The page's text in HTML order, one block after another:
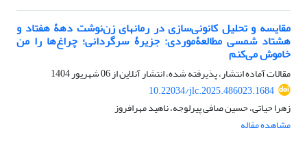
مقایسه و تحلیل کانونی‌سازی در رمان‏های زن‌نوشت دهۀ هفتاد و
هشتاد شمسی مطالعۀموردی: جزیرۀ سرگردانی؛ چراغ‌ها را من
خاموش می‌کنم
مقالات آماده انتشار، پذیرفته شده، انتشار آنلاین از06 شهریور 1404
10.22034/jlc.2025.486023.1684
زهرا حیاتی، حسین صافی پیرلوجه، ناهید مهرافروز
مشاهده مقاله